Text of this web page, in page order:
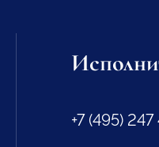
+7 (495) 247